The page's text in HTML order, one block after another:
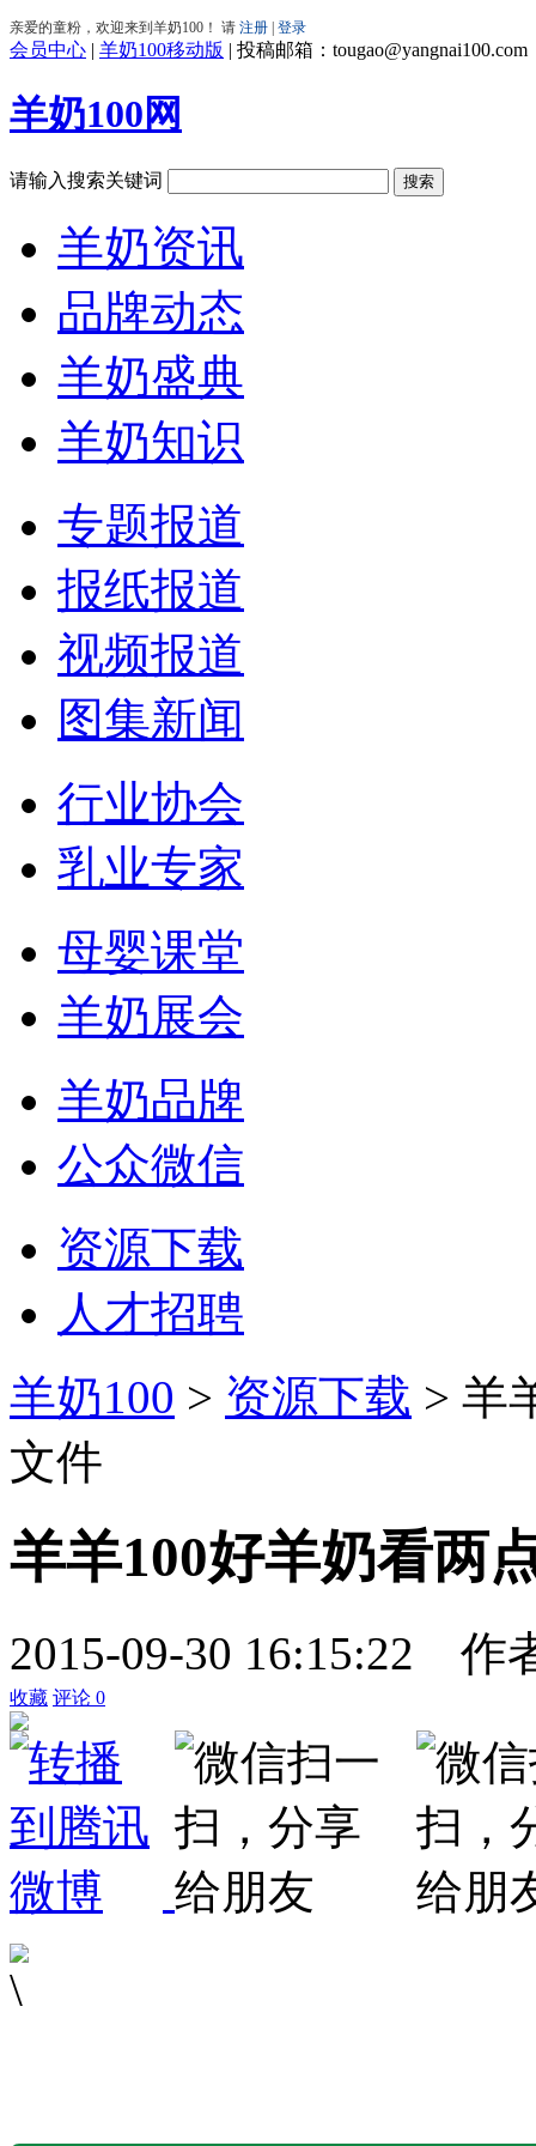
会员中心 | 羊奶100移动版 | 投稿邮箱：tougao@yangnai100.com
羊奶100网
请输入搜索关键词
羊奶资讯
品牌动态
羊奶盛典
羊奶知识
专题报道
报纸报道
视频报道
图集新闻
行业协会
乳业专家
母婴课堂
羊奶展会
羊奶品牌
公众微信
资源下载
人才招聘
羊奶100 > 资源下载 > 羊
文件
羊羊100好羊奶看两
2015-09-30 16:15:22 作
收藏 评论 0